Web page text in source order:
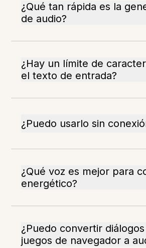
¿Qué tan rápida es la
de audio?
¿Hay un límite de
el texto de entrada?
¿Puedo usarlo sin
¿Qué voz es mejor para
energético?
¿Puedo convertir
juegos de navegador a